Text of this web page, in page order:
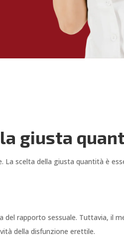
giusta
scelta della giusta quantità è
rapporto sessuale. Tuttavia, il
della disfunzione erettile.